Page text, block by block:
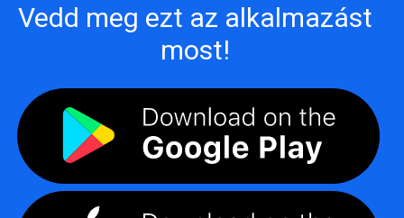
Vedd meg ezt az alkalmazást
most!